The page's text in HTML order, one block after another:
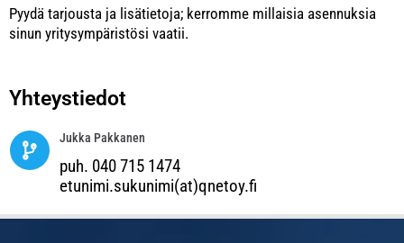
Pyydä tarjousta ja lisätietoja; kerromme millaisia asennuksia
sinun yritysympäristösi vaatii.
Yhteystiedot
Jukka Pakkanen
puh. 040 715 1474
etunimi.sukunimi(at)qnetoy.fi